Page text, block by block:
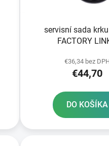
servisní sada
FACTORY
€36,34 bez
€44,70
DO KOŠÍKA